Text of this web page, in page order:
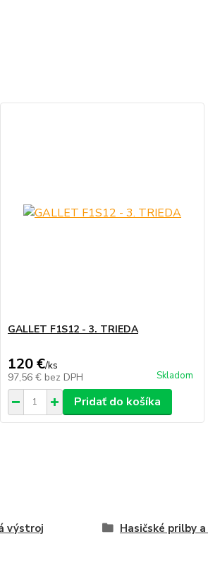
GALLET F1S12 - 3. TRIEDA
120 €/ks
97,56 € bez DPH Skladom
Pridať do košíka
výstroj Hasičské prilby